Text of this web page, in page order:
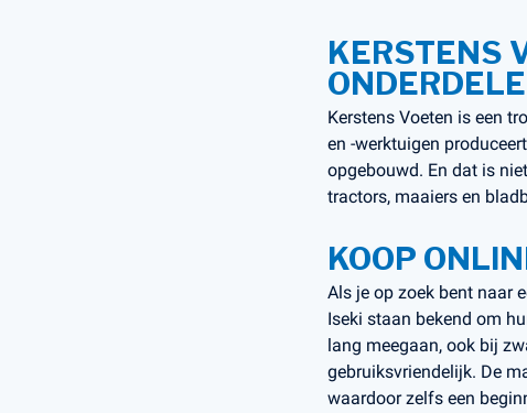
KERSTENS
Kerstens Voeten is een
en -werktuigen
opgebouwd. En dat is
tractors, maaiers en
KOOP
Als je op zoek bent naar
Iseki staan bekend om
lang meegaan, ook bij
gebruiksvriendelijk. De
waardoor zelfs een